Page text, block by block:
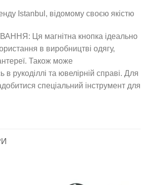
Іstanbul, відомому своєю якістю
Ця магнітна кнопка ідеально
в виробництві одягу,
Також може
в рукоділлі та ювелірній справі. Для
спеціальний інструмент для